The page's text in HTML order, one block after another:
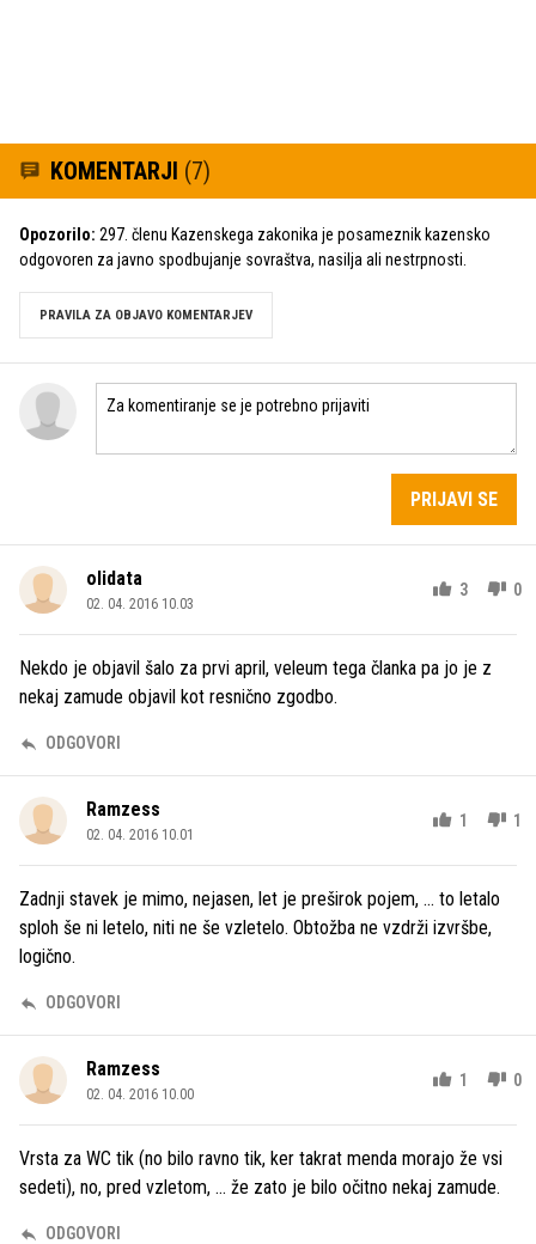
KOMENTARJI (7)
Opozorilo: 297. členu Kazenskega zakonika je posameznik kazensko
odgovoren za javno spodbujanje sovraštva, nasilja ali nestrpnosti.
PRAVILA ZA OBJAVO KOMENTARJEV
PRIJAVI SE
olidata
02. 04. 2016 10.03
3 0
Nekdo je objavil šalo za prvi april, veleum tega članka pa jo je z
nekaj zamude objavil kot resnično zgodbo.
ODGOVORI
Ramzess
02. 04. 2016 10.01
1 1
Zadnji stavek je mimo, nejasen, let je preširok pojem, ... to letalo
sploh še ni letelo, niti ne še vzletelo. Obtožba ne vzdrži izvršbe,
logično.
ODGOVORI
Ramzess
02. 04. 2016 10.00
1 0
Vrsta za WC tik (no bilo ravno tik, ker takrat menda morajo že vsi
sedeti), no, pred vzletom, ... že zato je bilo očitno nekaj zamude.
ODGOVORI